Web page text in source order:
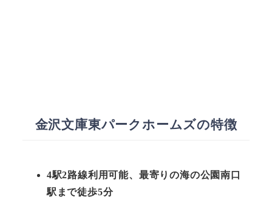
金沢文庫東パークホームズの特徴
4駅2路線利用可能、最寄りの海の公園南口
駅まで徒歩5分